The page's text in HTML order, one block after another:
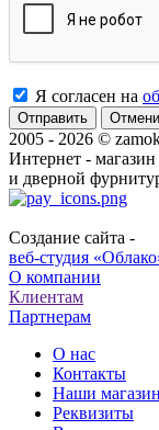
Я согласен на
2005 - 2026 ©
Интернет - магазин
и дверной
Создание сайта -
веб-студия
О компании
Клиентам
Партнерам
О нас
Контакты
Наши
Реквизиты